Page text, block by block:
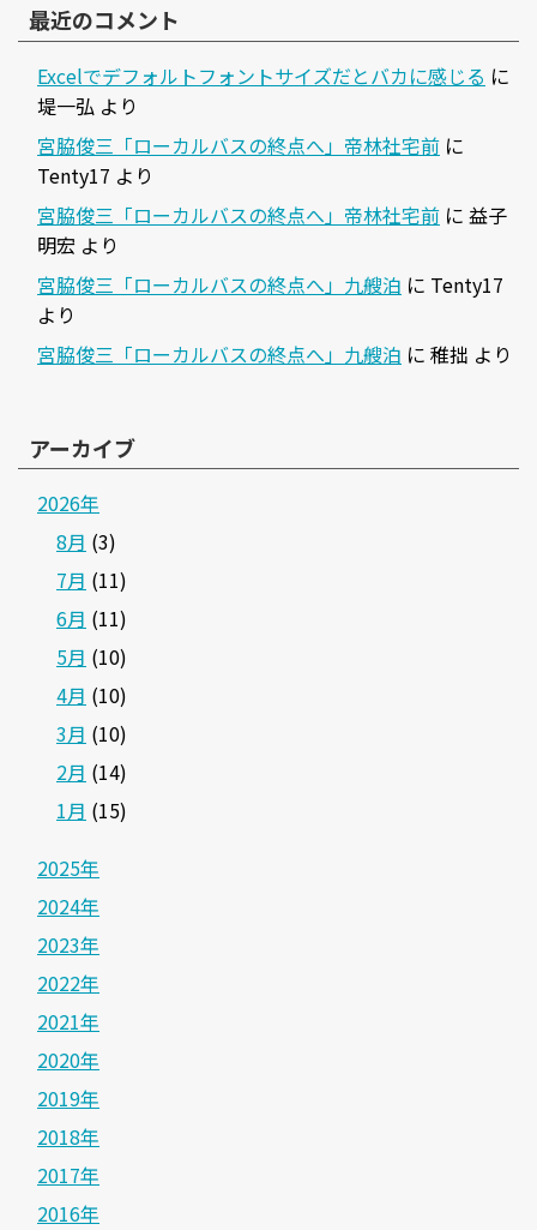
最近のコメント
Excelでデフォルトフォントサイズだとバカに感じる に
堤一弘 より
宮脇俊三「ローカルバスの終点へ」帝林社宅前 に
Tenty17 より
宮脇俊三「ローカルバスの終点へ」帝林社宅前 に 益子
明宏 より
宮脇俊三「ローカルバスの終点へ」九艘泊 に Tenty17
より
宮脇俊三「ローカルバスの終点へ」九艘泊 に 稚拙 より
アーカイブ
2026年
8月 (3)
7月 (11)
6月 (11)
5月 (10)
4月 (10)
3月 (10)
2月 (14)
1月 (15)
2025年
2024年
2023年
2022年
2021年
2020年
2019年
2018年
2017年
2016年